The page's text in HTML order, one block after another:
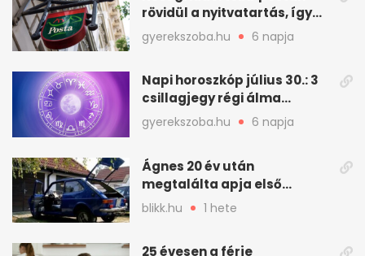
rövidül a nyitvatartás, így
intézkedik a Magyar Posta
gyerekszoba.hu 6 napja
Napi horoszkóp július 30.: 3
csillagjegy régi álma
teljesülhet
gyerekszoba.hu 6 napja
Ágnes 20 év után
megtalálta apja első
autóját
blikk.hu 1 hete
25 évesen a férje